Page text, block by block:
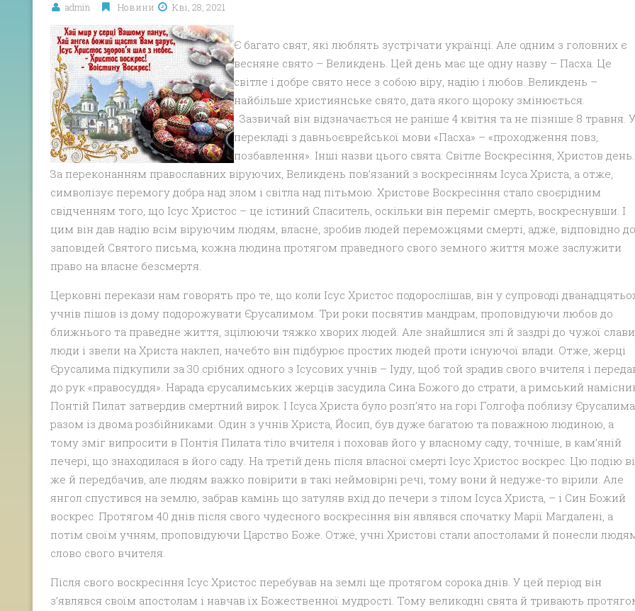
admin Новини Кві, 28, 2021
Є багато свят, які люблять зустрічати українці. Але одним з головних є
весняне свято – Великдень. Цей день має ще одну назву – Пасха. Це
світле і добре свято несе з собою віру, надію і любов. Великдень –
найбільше християнське свято, дата якого щороку змінюється.
Зазвичай він відзначається не раніше 4 квітня та не пізніше 8 травня. У
перекладі з давньоєврейської мови «Пасха» – «проходження повз,
позбавлення». Інші назви цього свята: Світле Воскресіння, Христов день.
За переконанням православних віруючих, Великдень пов’язаний з воскресінням Ісуса Христа, а отже,
символізує перемогу добра над злом і світла над пітьмою. Христове Воскресіння стало своєрідним
свідченням того, що Ісус Христос – це істиний Спаситель, оскільки він переміг смерть, воскреснувши. І
цим він дав надію всім віруючим людям, власне, зробив людей переможцями смерті, адже, відповідно до
заповідей Святого письма, кожна людина протягом праведного свого земного життя може заслужити
право на власне безсмертя.
Церковні перекази нам говорять про те, що коли Ісус Христос подорослішав, він у супроводі
учнів пішов із дому подорожувати Єрусалимом. Три роки посвятив мандрам, проповідуючи любов до
ближнього та праведне життя, зцілюючи тяжко хворих людей. Але знайшлися злі й заздрі до чужої слави
люди і звели на Христа наклеп, начебто він підбурює простих людей проти існуючої влади. Отже, жерці
Єрусалима підкупили за 30 срібних одного з Ісусових учнів – Іуду, щоб той зрадив свого вчителя і
до рук «правосуддя». Нарада єрусалимських жерців засудила Сина Божого до страти, а римський
Понтій Пилат затвердив смертний вирок. І Ісуса Христа було розп’ято на горі Голгофа поблизу Єрусалима
разом із двома розбійниками. Один з учнів Христа, Йосип, був дуже багатою та поважною людиною, а
тому зміг випросити в Понтія Пилата тіло вчителя і поховав його у власному саду, точніше, в кам’яній
печері, що знаходилася в його саду. На третій день після власної смерті Ісус Христос воскрес. Цю подію
же й передбачив, але людям важко повірити в такі неймовірні речі, тому вони й недуже-то вірили. Але
янгол спустився на землю, забрав камінь що затуляв вхід до печери з тілом Ісуса Христа, – і Син Божий
воскрес. Протягом 40 днів після свого чудесного воскресіння він являвся спочатку Марії Магдалені, а
потім своїм учням, проповідуючи Царство Боже. Отже, учні Христові стали апостолами й понесли
слово свого вчителя.
Після свого воскресіння Ісус Христос перебував на землі ще протягом сорока днів. У цей період він
з’являвся своїм апостолам і навчав їх Божественної мудрості. Тому великодні свята й тривають